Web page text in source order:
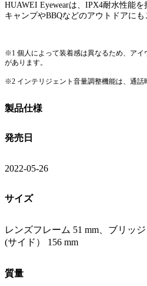
HUAWEI Eyewearは、IPX4耐水性能を
キャンプやBBQなどのアウトドアにも
※1 個人によって装着感は異なるため、アイ
があります。
※2 インテリジェント音量調整機能は、通話
製品仕様
発売日
2022-05-26
サイズ
レンズフレーム 51 mm、ブリッ
(サイド） 156 mm
質量